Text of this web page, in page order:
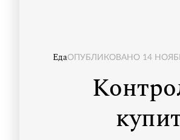
ЕдаОПУБЛИКОВАНО 14